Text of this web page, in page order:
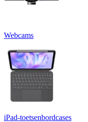
Webcams
iPad-toetsenbordcases